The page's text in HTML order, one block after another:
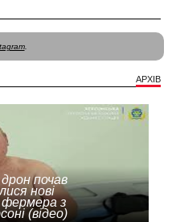
.
АРХІВ
почав
нові
фермера з
(відео)